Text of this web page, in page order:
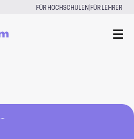
FÜR HOCHSCHULEN|FÜR LEHRER